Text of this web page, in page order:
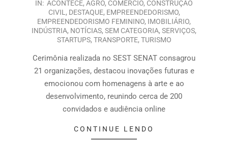
IN: ACONTECE, AGRO, COMÉRCIO, CONSTRUÇÃO
CIVIL , DESTAQUE, EMPREENDEDORISMO,
EMPREENDEDORISMO FEMININO, IMOBILIÁRIO,
INDÚSTRIA, NOTÍCIAS, SEM CATEGORIA, SERVIÇOS,
STARTUPS, TRANSPORTE, TURISMO
Cerimônia realizada no SEST SENAT consagrou
21 organizações, destacou inovações futuras e
emocionou com homenagens à arte e ao
desenvolvimento, reunindo cerca de 200
convidados e audiência online
CONTINUE LENDO